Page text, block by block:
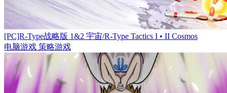
[PC]R-Type战略版 1&2 宇宙/R-Type Tactics I • II Cosmos
电脑游戏 策略游戏